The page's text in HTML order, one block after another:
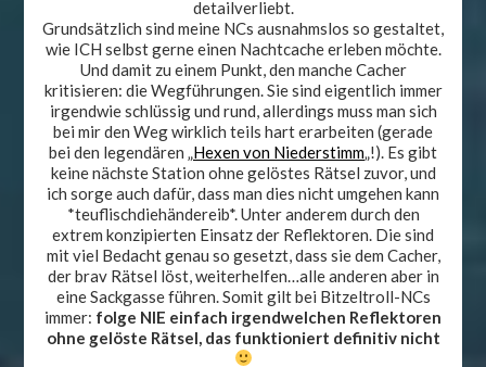
detailverliebt.
Grundsätzlich sind meine NCs ausnahmslos so gestaltet,
wie ICH selbst gerne einen Nachtcache erleben möchte.
Und damit zu einem Punkt, den manche Cacher
kritisieren: die Wegführungen. Sie sind eigentlich immer
irgendwie schlüssig und rund, allerdings muss man sich
bei mir den Weg wirklich teils hart erarbeiten (gerade
bei den legendären „Hexen von Niederstimm„!). Es gibt
keine nächste Station ohne gelöstes Rätsel zuvor, und
ich sorge auch dafür, dass man dies nicht umgehen kann
*teuflischdiehändereib*. Unter anderem durch den
extrem konzipierten Einsatz der Reflektoren. Die sind
mit viel Bedacht genau so gesetzt, dass sie dem Cacher,
der brav Rätsel löst, weiterhelfen…alle anderen aber in
eine Sackgasse führen. Somit gilt bei Bitzeltroll-NCs
immer: folge NIE einfach irgendwelchen Reflektoren
ohne gelöste Rätsel, das funktioniert definitiv nicht